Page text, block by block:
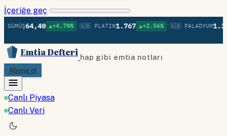
İçeriğe geç
64,40 ▲+4.70% • 🇬🇧 PLATIN1.767 ▲+2.56% • 🇬🇧 PALADYUM
Emtia Defteri hap gibi emtia notları
Abone ol
Canlı Piyasa
Canlı Veri